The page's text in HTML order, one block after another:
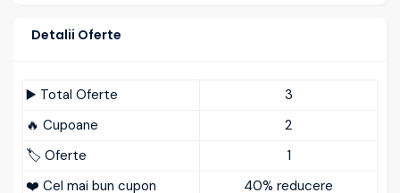
Detalii Oferte
▶️ Total Oferte
3
🔥 Cupoane
2
🏷️ Oferte
1
❤️ Cel mai bun cupon
40% reducere